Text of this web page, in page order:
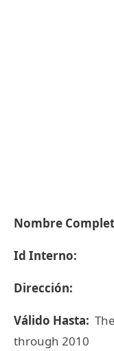
Nombre
Id Interno:
Dirección:
Válido Hasta:
through 2010